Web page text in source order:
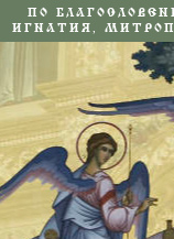
ПО
ИГНАТИЯ,